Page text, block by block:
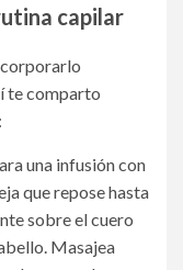
capilar
te comparto
una infusión con
que repose hasta
sobre el cuero
Masajea